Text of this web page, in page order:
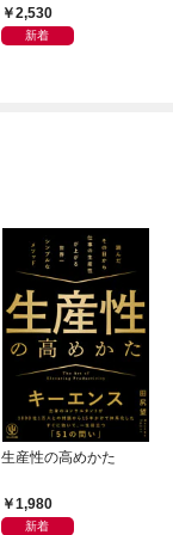
号2,530
新着
生産性の高めかた
1,980
新着